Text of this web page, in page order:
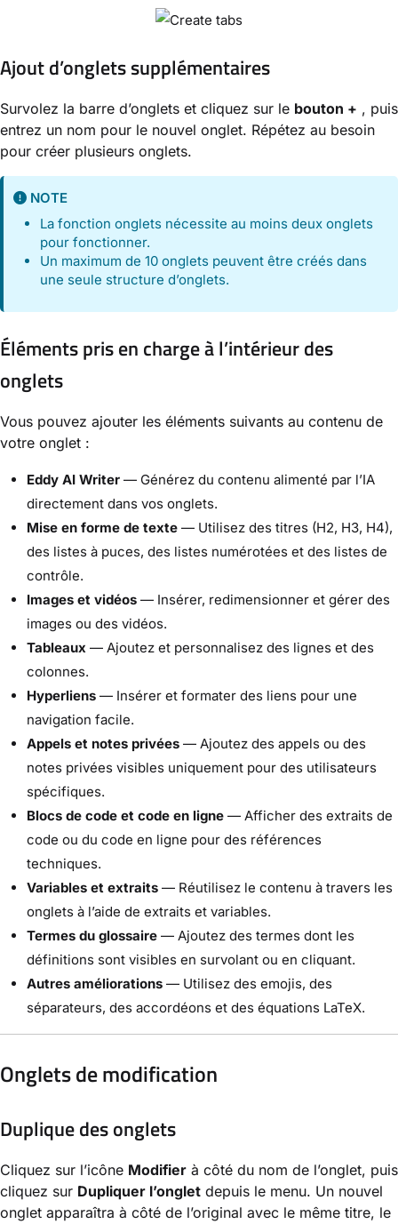
Ajout d’onglets supplémentaires
Survolez la barre d’onglets et cliquez sur le bouton + , puis
entrez un nom pour le nouvel onglet. Répétez au besoin
pour créer plusieurs onglets.
NOTE
La fonction onglets nécessite au moins deux onglets
pour fonctionner.
Un maximum de 10 onglets peuvent être créés dans
une seule structure d’onglets.
Éléments pris en charge à l’intérieur des
onglets
Vous pouvez ajouter les éléments suivants au contenu de
votre onglet :
Eddy AI Writer — Générez du contenu alimenté par l’IA
directement dans vos onglets.
Mise en forme de texte — Utilisez des titres (H2, H3, H4),
des listes à puces, des listes numérotées et des listes de
contrôle.
Images et vidéos — Insérer, redimensionner et gérer des
images ou des vidéos.
Tableaux — Ajoutez et personnalisez des lignes et des
colonnes.
Hyperliens — Insérer et formater des liens pour une
navigation facile.
Appels et notes privées — Ajoutez des appels ou des
notes privées visibles uniquement pour des utilisateurs
spécifiques.
Blocs de code et code en ligne — Afficher des extraits de
code ou du code en ligne pour des références
techniques.
Variables et extraits — Réutilisez le contenu à travers les
onglets à l’aide de extraits et variables.
Termes du glossaire — Ajoutez des termes dont les
définitions sont visibles en survolant ou en cliquant.
Autres améliorations — Utilisez des emojis, des
séparateurs, des accordéons et des équations LaTeX.
Onglets de modification
Duplique des onglets
Cliquez sur l’icône Modifier à côté du nom de l’onglet, puis
cliquez sur Dupliquer l’onglet depuis le menu. Un nouvel
onglet apparaîtra à côté de l’original avec le même titre, le